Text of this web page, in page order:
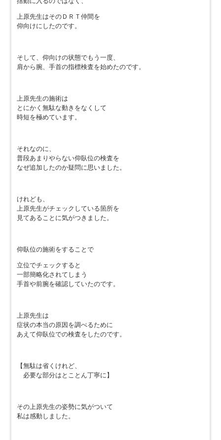
上原先生はそのＤＲＴ仲間を
仰向けにしたのです。
そして、仰向けの状態でもう一度、
肩から腕、手首の指標検査を始めたのです。
上原先生の施術は
とにかく無駄な動きをなくして
時短を極めています。
それなのに、
普段あまりやらない仰臥位の検査を
なぜ追加したのか疑問に思いました。
けれども、
上原先生がチェックしている箇所を
見てあることに気がつきました。
仰臥位の施術をすることで
立位でチェックすると
一部簡略化されてしまう
手首や前腕を確認していたのです。
上原先生は
症状の本当の原因を調べるために
あえて仰臥位での検査をしたのです。
【無駄は省くけれど、
必要な部分はとことん丁寧に】
その上原先生の姿勢に気がついて
私は感動しました。